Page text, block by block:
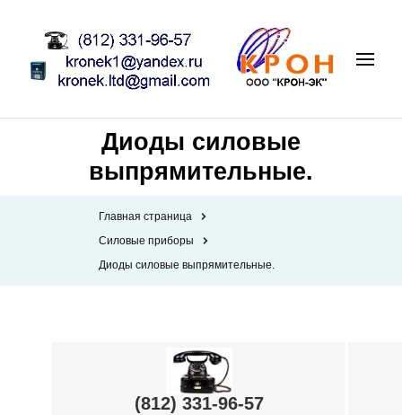
Диоды силовые
выпрямительные.
Главная страница
Силовые приборы
Диоды силовые выпрямительные.
(812) 331-96-57